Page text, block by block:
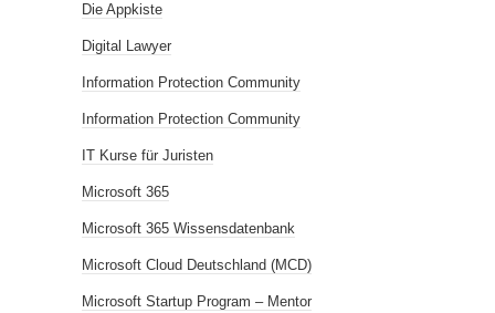
Die Appkiste
Digital Lawyer
Information Protection Community
Information Protection Community
IT Kurse für Juristen
Microsoft 365
Microsoft 365 Wissensdatenbank
Microsoft Cloud Deutschland (MCD)
Microsoft Startup Program – Mentor